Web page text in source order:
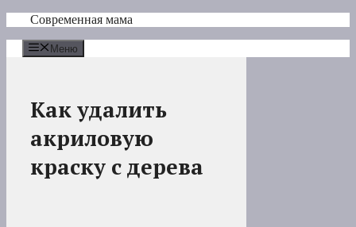
Перейти
содержимому
Современная мама
Меню
Как удалить
акриловую
краску с дерева